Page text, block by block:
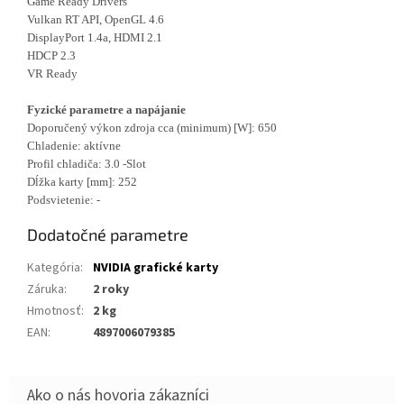
Vulkan RT API, OpenGL 4.6
DisplayPort 1.4a, HDMI 2.1
HDCP 2.3
VR Ready
Fyzické parametre a napájanie
Doporučený výkon zdroja cca (minimum) [W]: 650
Chladenie: aktívne
Profil chladiča: 3.0 -Slot
Dĺžka karty [mm]: 252
Podsvietenie: -
Dodatočné parametre
Kategória:
NVIDIA grafické karty
Záruka:
2 roky
Hmotnosť: 2 kg
EAN: 4897006079385